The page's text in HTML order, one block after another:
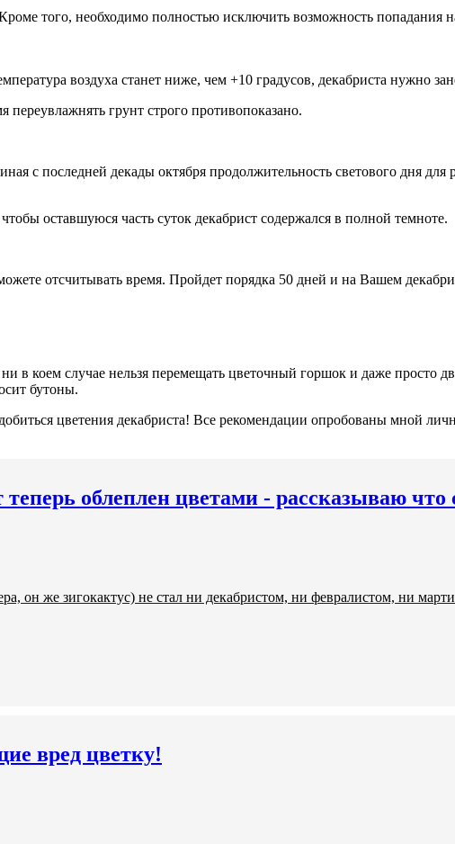
того, необходимо полностью исключить возможность попадания
воздуха станет ниже, чем +10 градусов, декабриста нужно
грунт строго противопоказано.
с последней декады октября продолжительность светового дня для
оставшуюся часть суток декабрист содержался в полной темноте.
отсчитывать время. Пройдет порядка 50 дней и на Вашем
коем случае нельзя перемещать цветочный горшок и даже просто
бутоны.
цветения декабриста! Все рекомендации опробованы мной
облеплен цветами - рассказываю что
он же зигокактус) не стал ни декабристом, ни февралистом, ни
вред цветку!